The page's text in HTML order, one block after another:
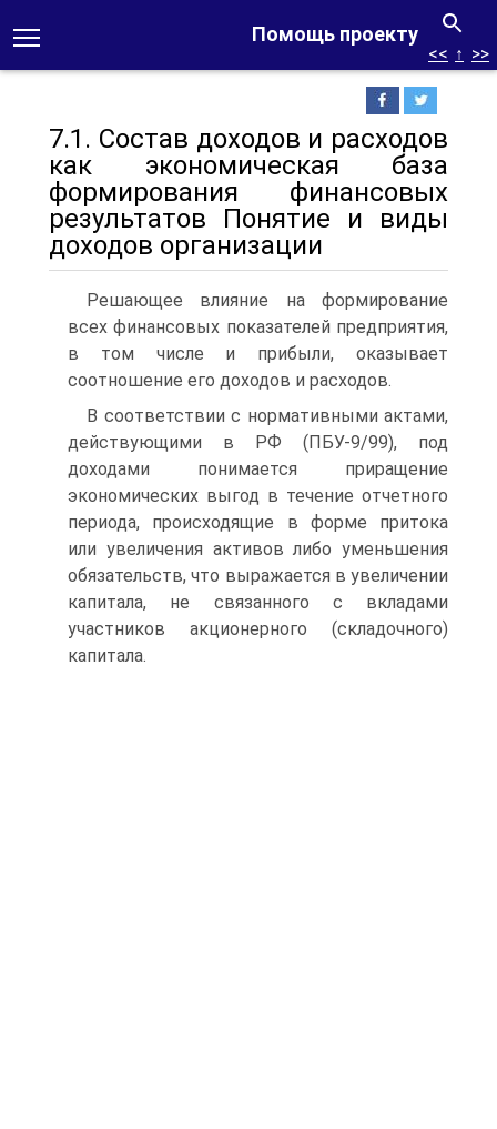
Помощь проекту
<< ↑ >>
7.1. Состав доходов и расходов
как экономическая база
формирования финансовых
результатов Понятие и виды
доходов организации
Решающее влияние на формирование
всех финансовых показателей предприятия,
в том числе и прибыли, оказывает
соотношение его доходов и расходов.
В соответствии с нормативными актами,
действующими в РФ (ПБУ-9/99), под
доходами понимается приращение
экономических выгод в течение отчетного
периода, происходящие в форме притока
или увеличения активов либо уменьшения
обязательств, что выражается в увеличении
капитала, не связанного с вкладами
участников акционерного (складочного)
капитала.